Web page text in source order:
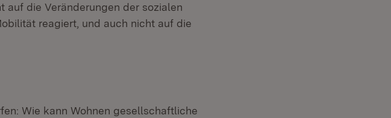
auf die Veränderungen der sozialen
reagiert, und auch nicht auf die
Wie kann Wohnen gesellschaftliche